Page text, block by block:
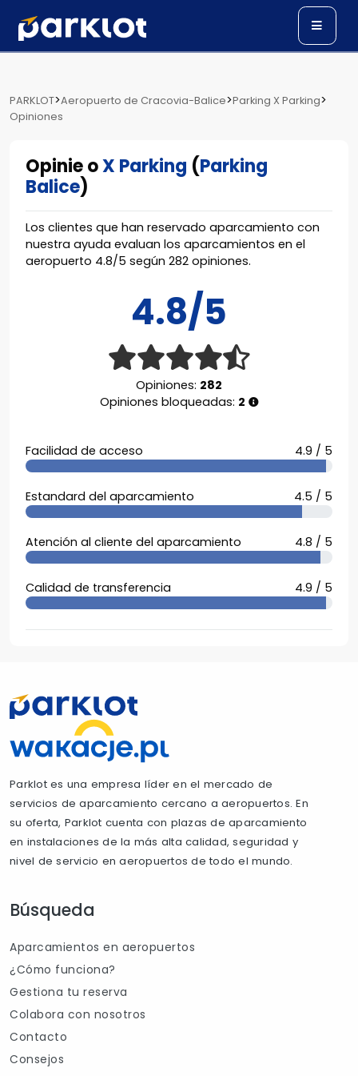
PARKLOT>Aeropuerto de Cracovia-Balice>Parking X Parking>
Opiniones
Opinie oX Parking (Parking
Balice)
Los clientes que han reservado aparcamiento con
nuestra ayuda evaluan los aparcamientos en el
aeropuerto 4.8/5 según 282 opiniones.
4.8/5
Opiniones: 282
Opiniones bloqueadas: 2
Facilidad de acceso 4.9 / 5
Estandard del aparcamiento 4.5 / 5
Atención al cliente del aparcamiento 4.8 / 5
Calidad de transferencia 4.9 / 5
Parklot es una empresa líder en el mercado de
servicios de aparcamiento cercano a aeropuertos. En
su oferta, Parklot cuenta con plazas de aparcamiento
en instalaciones de la más alta calidad, seguridad y
nivel de servicio en aeropuertos de todo el mundo.
Búsqueda
Aparcamientos en aeropuertos
¿Cómo funciona?
Gestiona tu reserva
Colabora con nosotros
Contacto
Consejos